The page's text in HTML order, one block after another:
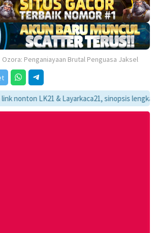
Ozora: Penganiayaan Brutal Penguasa Jaksel
LK21 & Layarkaca21, sinopsis lengkap,